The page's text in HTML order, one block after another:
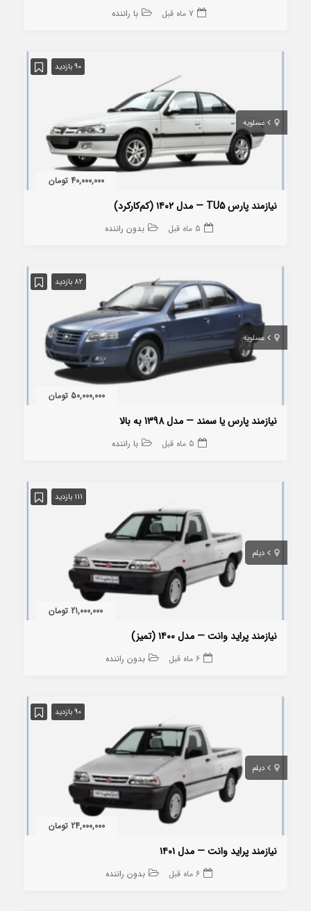
7 ماه قبل با راننده
90 بازدید
عسلویه
40,000,000 تومان
نیازمند پارس TU5 — مدل ۱۴۰۲ (کم‌کارکرد)
5 ماه قبل بدون راننده
82 بازدید
عسلویه
50,000,000 تومان
نیازمند پارس یا سمند — مدل 1398 به بالا
5 ماه قبل با راننده
111 بازدید
دیلم
21,000,000 تومان
نیازمند پراید وانت — مدل ۱۴۰۰ (تمیز)
6 ماه قبل بدون راننده
90 بازدید
دیلم
24,000,000 تومان
نیازمند پراید وانت — مدل ۱۴۰۱
6 ماه قبل بدون راننده